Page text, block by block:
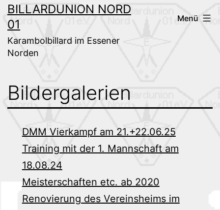
Zum
Inhalt
springen
BILLARDUNION NORD
01
Karambolbillard im Essener
Norden
Menü
Bildergalerien
DMM Vierkampf am 21.+22.06.25
Training mit der 1. Mannschaft am
18.08.24
Meisterschaften etc. ab 2020
Renovierung des Vereinsheims im